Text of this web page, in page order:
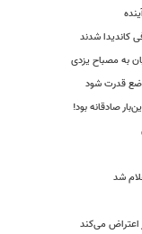
به مصباح یزدی
قدرت شود
صادقانه بود!
شد
اعتراض می‌کند